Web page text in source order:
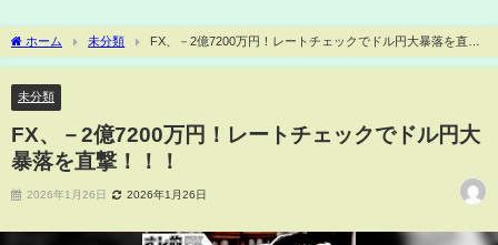
ホーム 未分類
FX、－2億7200万円！レートチェックでドル円大暴落を直
撃！！！
未分類
FX、－2億7200万円！レートチェックでドル円大
暴落を直撃！！！
2026年1月26日 2026年1月26日